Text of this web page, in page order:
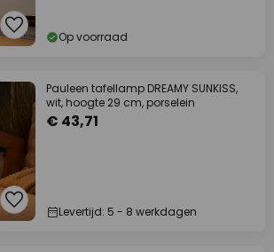
Op voorraad
Pauleen tafellamp DREAMY SUNKISS,
wit, hoogte 29 cm, porselein
€ 43,71
Levertijd: 5 - 8 werkdagen